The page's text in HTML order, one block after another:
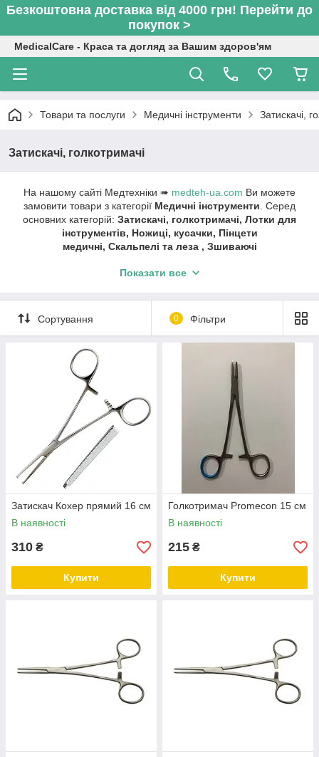
Безкоштовна доставка від 4000 грн! Перейти до
покупок >
MedicalCare - Краса та догляд за Вашим здоров'ям
Товари та послуги Медичні інструменти Затискачі,
Затискачі, голкотримачі
На нашому сайті Медтехніки ➠ medteh-ua.com Ви можете
замовити товари з категорії Медичні інструменти . Серед
основних категорій: Затискачі, голкотримачі, Лотки для
інструментів, Ножиці, кусачки, Пінцети
медичні, Скальпелі та леза , Зшиваючі
Швидка доставка ✔ Доступні ціни ✔ Широкий
Понад 7 років на ринку ✔ Оплата при отриманні ✔
Показати все
Сортування 0 Фільтри
Затискач Кохер прямий 16 см
В наявності
310 ₴
Купити
Голкотримач Promecon 15 см
В наявності
215 ₴
Купити